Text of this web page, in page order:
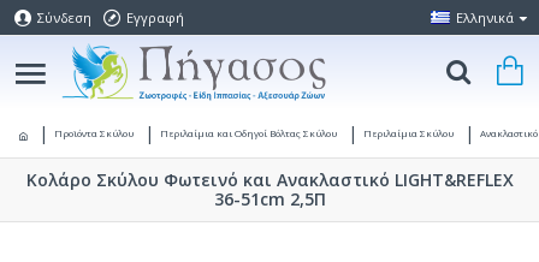
Σύνδεση Εγγραφή Ελληνικά
Προϊόντα Σκύλου Περιλαίμια και Οδηγοί Βόλτας Σκύλου Περιλαίμια Σκύλου
Κολάρο Σκύλου Φωτεινό και Ανακλαστικό LIGHT&REFLEX
36-51cm 2,5Π